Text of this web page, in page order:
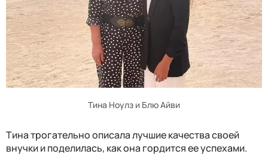
Тина Ноулз и Блю Айви
Тина трогательно описала лучшие качества своей
внучки и поделилась, как она гордится ее успехами.